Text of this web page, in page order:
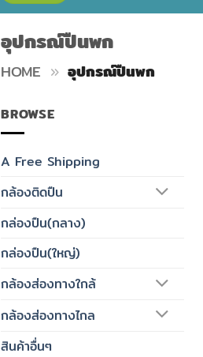
อุปกรณ์ปืนพก
HOME » อุปกรณ์ปืนพก
BROWSE
A Free Shipping
กล้องติดปืน
กล่องปืน(กลาง)
กล่องปืน(ใหญ่)
กล้องส่องทางใกล้
กล้องส่องทางไกล
สินค้าอื่นๆ